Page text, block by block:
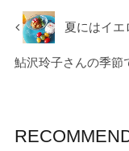
夏にはイエ
鮎沢玲子さんの季